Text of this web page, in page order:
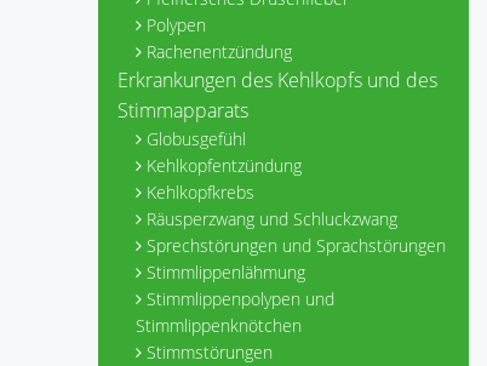
Polypen
Rachenentzündung
Erkrankungen des Kehlkopfs und des
Stimmapparats
Globusgefühl
Kehlkopfentzündung
Kehlkopfkrebs
Räusperzwang und Schluckzwang
Sprechstörungen und Sprachstörungen
Stimmlippenlähmung
Stimmlippenpolypen und
Stimmlippenknötchen
Stimmstörungen